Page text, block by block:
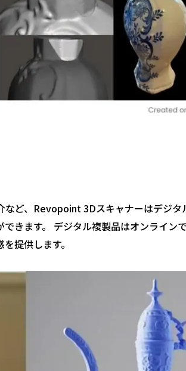
ど、Revopoint 3Dスキャナーはデジタ
きます。 デジタル複製品はオンライン
提供します。